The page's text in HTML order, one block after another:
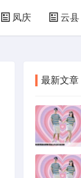
凤庆 云县
最新文章